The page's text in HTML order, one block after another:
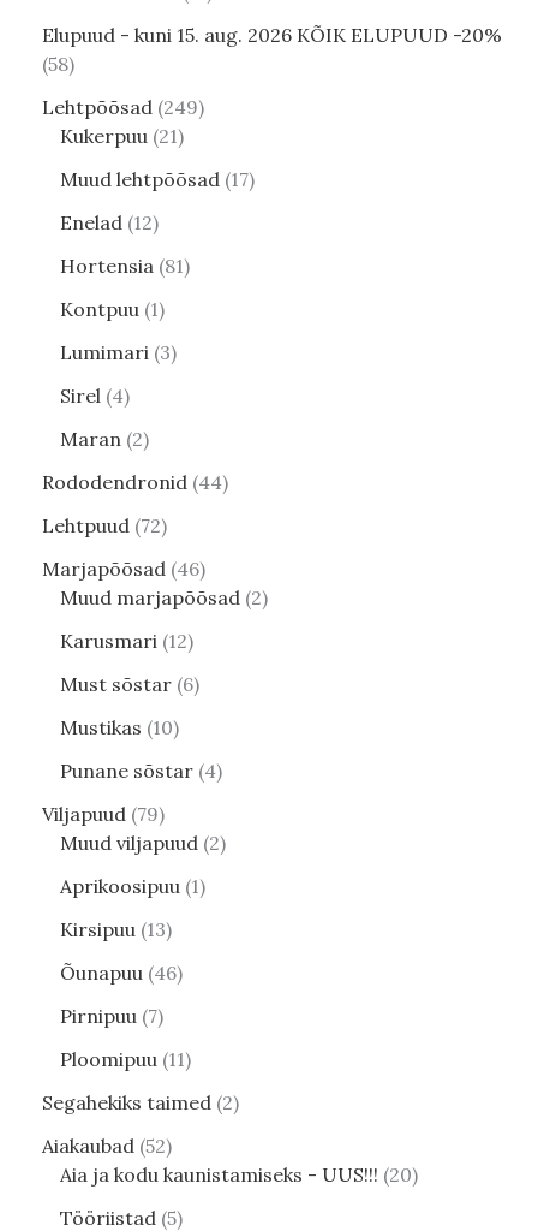
Elupuud - kuni 15. aug. 2026 KÕIK ELUPUUD -20%
58
Lehtpõõsad 249
Kukerpuu 21
Muud lehtpõõsad 17
Enelad 12
Hortensia 81
Kontpuu 1
Lumimari 3
Sirel 4
Maran 2
Rododendronid 44
Lehtpuud 72
Marjapõõsad 46
Muud marjapõõsad 2
Karusmari 12
Must sõstar 6
Mustikas 10
Punane sõstar 4
Viljapuud 79
Muud viljapuud 2
Aprikoosipuu 1
Kirsipuu 13
Õunapuu 46
Pirnipuu 7
Ploomipuu 11
Segahekiks taimed 2
Aiakaubad 52
Aia ja kodu kaunistamiseks - UUS!!! 20
Tööriistad 5